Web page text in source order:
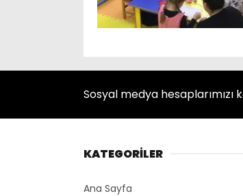
Sosyal medya hesaplarımızı
KATEGORİLER
Ana Sayfa